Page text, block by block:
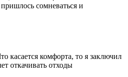
сомневаться и
касается комфорта, то я заключил
откачивать отходы